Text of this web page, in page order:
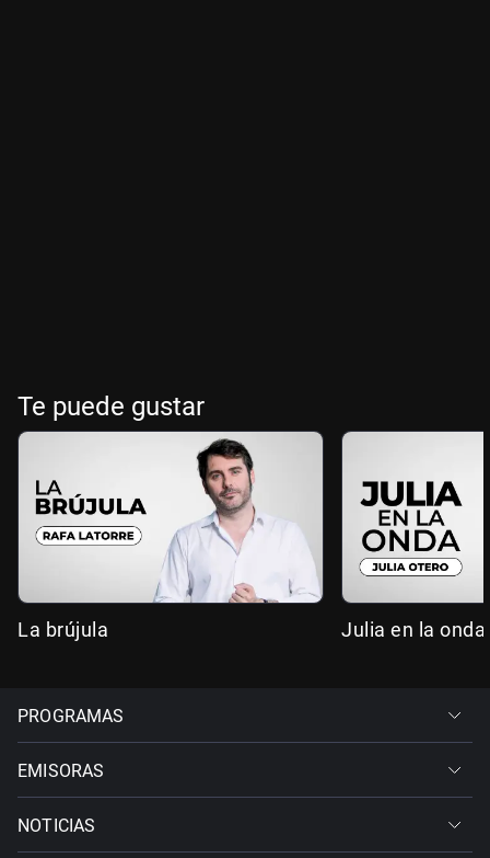
Te puede gustar
La brújula Julia en la onda
PROGRAMAS
EMISORAS
NOTICIAS